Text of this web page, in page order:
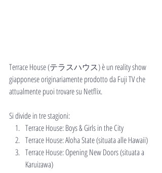
Terrace House (テラスハウス) è un reality show
giapponese originariamente prodotto da Fuji TV che
attualmente puoi trovare su Netflix.
Si divide in tre stagioni:
Terrace House: Boys & Girls in the City
Terrace House: Aloha State (situata alle Hawaii)
Terrace House: Opening New Doors (situata a
Karuizawa)